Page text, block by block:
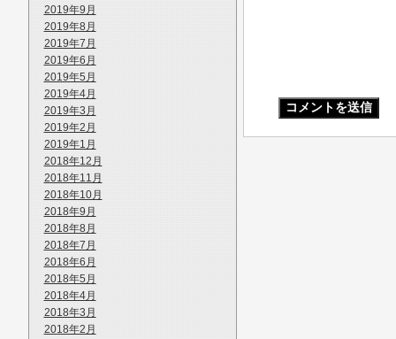
2019年9月
2019年8月
2019年7月
2019年6月
2019年5月
2019年4月
2019年3月
2019年2月
2019年1月
2018年12月
2018年11月
2018年10月
2018年9月
2018年8月
2018年7月
2018年6月
2018年5月
2018年4月
2018年3月
2018年2月